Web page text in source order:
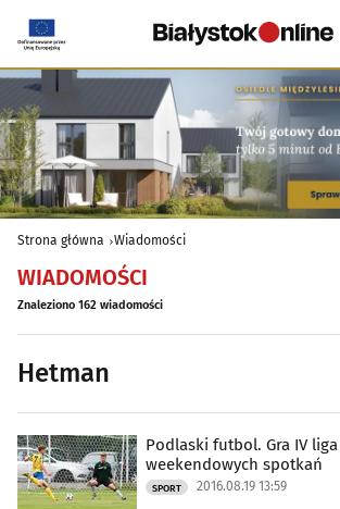
Strona główna Wiadomości
WIADOMOŚCI
Znaleziono 162 wiadomości
Hetman
Podlaski futbol. Gra IV liga
weekendowych spotkań
SPORT 2016.08.19 13:59